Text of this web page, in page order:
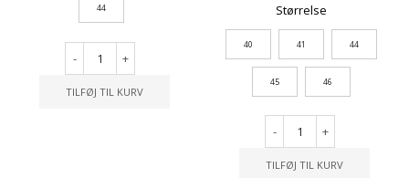
44
- +
TILFØJ TIL KURV
Størrelse
40 41 44
45 46
- +
TILFØJ TIL KURV